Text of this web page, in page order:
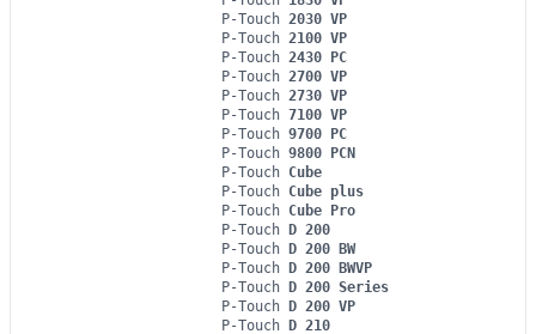
P-Touch 2030 VP
P-Touch 2100 VP
P-Touch 2430 PC
P-Touch 2700 VP
P-Touch 2730 VP
P-Touch 7100 VP
P-Touch 9700 PC
P-Touch 9800 PCN
P-Touch Cube
P-Touch Cube plus
P-Touch Cube Pro
P-Touch D 200
P-Touch D 200 BW
P-Touch D 200 BWVP
P-Touch D 200 Series
P-Touch D 200 VP
P-Touch D 210